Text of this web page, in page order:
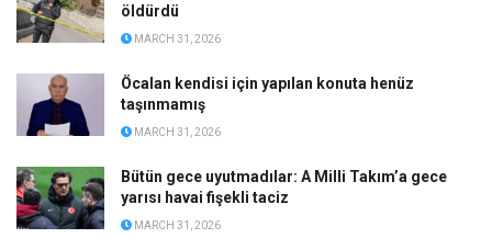
öldürdü
MARCH 31, 2026
Öcalan kendisi için yapılan konuta henüz
taşınmamış
MARCH 31, 2026
Bütün gece uyutmadılar: A Milli Takım’a gece
yarısı havai fişekli taciz
MARCH 31, 2026